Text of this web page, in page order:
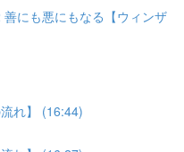
にも悪にもなる【ウィンザ
れ】 (16:44)